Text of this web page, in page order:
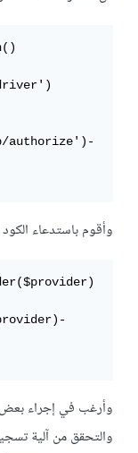
وأقوم باستدعاء
وأرغب في إجراء بعض
والتحقق من آلية